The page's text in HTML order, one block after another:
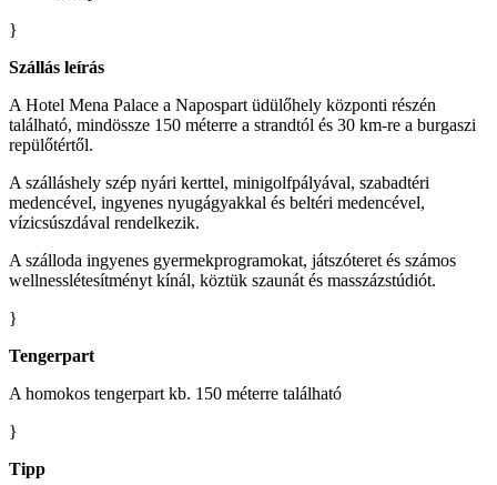
}
Szállás leírás
A Hotel Mena Palace a Napospart üdülőhely központi részén
található, mindössze 150 méterre a strandtól és 30 km-re a burgaszi
repülőtértől.
A szálláshely szép nyári kerttel, minigolfpályával, szabadtéri
medencével, ingyenes nyugágyakkal és beltéri medencével,
vízicsúszdával rendelkezik.
A szálloda ingyenes gyermekprogramokat, játszóteret és számos
wellnesslétesítményt kínál, köztük szaunát és masszázstúdiót.
}
Tengerpart
A homokos tengerpart kb. 150 méterre található
}
Tipp